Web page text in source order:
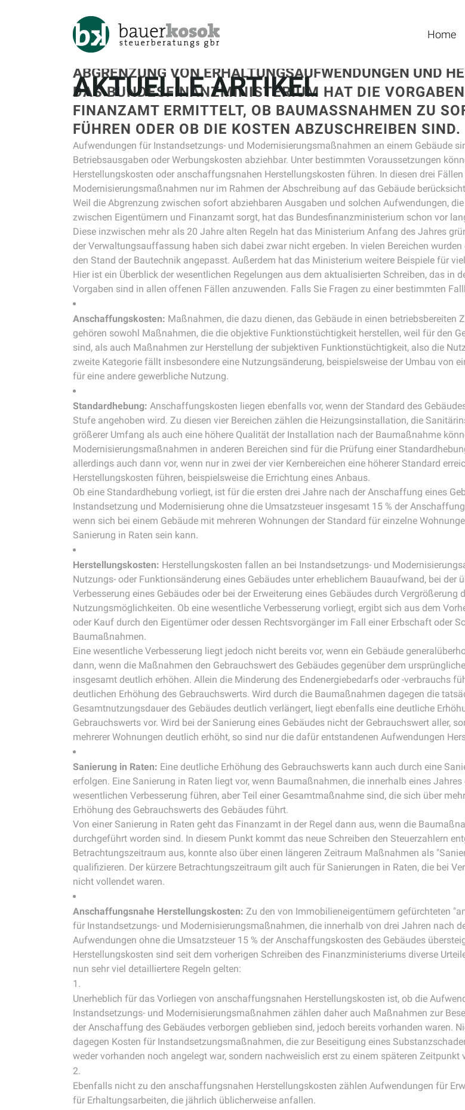
Home
AKTUELLE ARTIKEL
ABGRENZUNG VON ERHALTUNGSAUFWENDUNGEN UND
DAS BUNDESFINANZMINISTERIUM HAT DIE
FINANZAMT ERMITTELT, OB BAUMASSNAHMEN ZU
ÜHREN ODER OB DIE KOSTEN ABZUSCHREIBEN SIND.
Aufwendungen für Instandsetzungs- und Modernisierungsmaßnahmen an einem Gebäude
Betriebsausgaben oder Werbungskosten abziehbar. Unter bestimmten Voraussetzungen
Herstellungskosten oder anschaffungsnahen Herstellungskosten führen. In diesen drei
Modernisierungsmaßnahmen nur im Rahmen der Abschreibung auf das Gebäude
Weil die Abgrenzung zwischen sofort abziehbaren Ausgaben und solchen Aufwendungen,
zwischen Eigentümern und Finanzamt sorgt, hat das Bundesfinanzministerium schon vor
Diese inzwischen mehr als 20 Jahre alten Regeln hat das Ministerium Anfang des Jahres
der Verwaltungsauffassung haben sich dabei zwar nicht ergeben. In vielen Bereichen
den Stand der Bautechnik angepasst. Außerdem hat das Ministerium weitere Beispiele für
Hier ist ein Überblick der wesentlichen Regelungen aus dem aktualisierten Schreiben, das in
Vorgaben sind in allen offenen Fällen anzuwenden. Falls Sie Fragen zu einer bestimmten
Anschaffungskosten: Maßnahmen, die dazu dienen, das Gebäude in einen
gehören sowohl Maßnahmen, die die objektive Funktionstüchtigkeit herstellen, weil für den
sind, als auch Maßnahmen zur Herstellung der subjektiven Funktionstüchtigkeit, also die
zweite Kategorie fällt insbesondere eine Nutzungsänderung, beispielsweise der Umbau von
für eine andere gewerbliche Nutzung.
Standardhebung: Anschaffungskosten liegen ebenfalls vor, wenn der Standard des
Stufe angehoben wird. Zu diesen vier Bereichen zählen die Heizungsinstallation, die
größerer Umfang als auch eine höhere Qualität der Installation nach der Baumaßnahme
Modernisierungsmaßnahmen in anderen Bereichen sind für die Prüfung einer
allerdings auch dann vor, wenn nur in zwei der vier Kernbereichen eine höherer Standard
Herstellungskosten führen, beispielsweise die Errichtung eines Anbaus.
Ob eine Standardhebung vorliegt, ist für die ersten drei Jahre nach der Anschaffung eines
Instandsetzung und Modernisierung ohne die Umsatzsteuer insgesamt 15 % der
wenn sich bei einem Gebäude mit mehreren Wohnungen der Standard für einzelne
Sanierung in Raten sein kann.
Herstellungskosten: Herstellungskosten fallen an bei Instandsetzungs- und
Nutzungs- oder Funktionsänderung eines Gebäudes unter erheblichem Bauaufwand, bei
Verbesserung eines Gebäudes oder bei der Erweiterung eines Gebäudes durch Vergrößerung
Nutzungsmöglichkeiten. Ob eine wesentliche Verbesserung vorliegt, ergibt sich aus dem
oder Kauf durch den Eigentümer oder dessen Rechtsvorgänger im Fall einer Erbschaft oder
Baumaßnahmen.
Eine wesentliche Verbesserung liegt jedoch nicht bereits vor, wenn ein Gebäude
dann, wenn die Maßnahmen den Gebrauchswert des Gebäudes gegenüber dem
insgesamt deutlich erhöhen. Allein die Minderung des Endenergiebedarfs oder -verbrauchs
deutlichen Erhöhung des Gebrauchswerts. Wird durch die Baumaßnahmen dagegen die
Gesamtnutzungsdauer des Gebäudes deutlich verlängert, liegt ebenfalls eine deutliche
Gebrauchswerts vor. Wird bei der Sanierung eines Gebäudes nicht der Gebrauchswert aller,
mehrerer Wohnungen deutlich erhöht, so sind nur die dafür entstandenen Aufwendungen
Sanierung in Raten: Eine deutliche Erhöhung des Gebrauchswerts kann auch durch eine
erfolgen. Eine Sanierung in Raten liegt vor, wenn Baumaßnahmen, die innerhalb eines
wesentlichen Verbesserung führen, aber Teil einer Gesamtmaßnahme sind, die sich über
Erhöhung des Gebrauchswerts des Gebäudes führt.
Von einer Sanierung in Raten geht das Finanzamt in der Regel dann aus, wenn die
durchgeführt worden sind. In diesem Punkt kommt das neue Schreiben den Steuerzahlern
Betrachtungszeitraum aus, konnte also über einen längeren Zeitraum Maßnahmen als
qualifizieren. Der kürzere Betrachtungszeitraum gilt auch für Sanierungen in Raten, die bei
nicht vollendet waren.
Anschaffungsnahe Herstellungskosten: Zu den von Immobilieneigentümern gefürchteten
für Instandsetzungs- und Modernisierungsmaßnahmen, die innerhalb von drei Jahren nach
Aufwendungen ohne die Umsatzsteuer 15 % der Anschaffungskosten des Gebäudes
Herstellungskosten sind seit dem vorherigen Schreiben des Finanzministeriums diverse
nun sehr viel detailliertere Regeln gelten:
Unerheblich für das Vorliegen von anschaffungsnahen Herstellungskosten ist, ob die
Instandsetzungs- und Modernisierungsmaßnahmen zählen daher auch Maßnahmen zur
der Anschaffung des Gebäudes verborgen geblieben sind, jedoch bereits vorhanden waren.
dagegen Kosten für Instandsetzungsmaßnahmen, die zur Beseitigung eines
weder vorhanden noch angelegt war, sondern nachweislich erst zu einem späteren Zeitpunkt
Ebenfalls nicht zu den anschaffungsnahen Herstellungskosten zählen Aufwendungen für
für Erhaltungsarbeiten, die jährlich üblicherweise anfallen.